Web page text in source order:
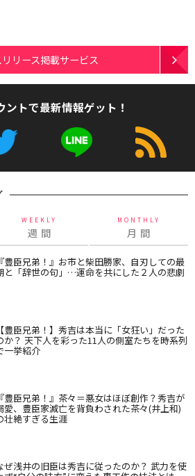
リース掲載サービス
ントで最新情報ゲット！
WEEKLY
週 間
MONTHLY
月 間
『豊臣兄弟！』お市と柴田勝家、自刃しての最
と「辞世の句」…運命を共にした２人の悲劇
【豊臣兄弟！】秀吉は本当に「女狂い」だった
か？ 天下人を彩った11人の側室たちを時系列
一挙紹介
『豊臣兄弟！』茶々＝悪女はほぼ創作？秀吉が
愛、豊臣家滅亡を背負わされた茶々(井上和)
壮絶すぎる生涯
ぜ浅井の旧臣は秀吉に従ったのか？ 武力を使